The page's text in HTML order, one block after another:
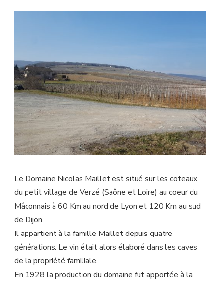
de
Le Domaine Nicolas Maillet est situé sur les coteaux
du petit village de Verzé (Saône et Loire) au coeur du
Mâconnais à 60 Km au nord de Lyon et 120 Km au sud
de Dijon.
Il appartient à la famille Maillet depuis quatre
générations. Le vin était alors élaboré dans les caves
de la propriété familiale.
En 1928 la production du domaine fut apportée à la